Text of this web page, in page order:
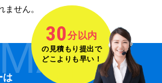
せん。
は
30分以内
の見積もり提出で
どこよりも早い！